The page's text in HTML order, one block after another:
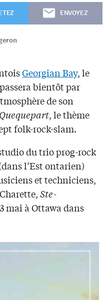
ENVOYEZ
Georgian Bay, le
bientôt par
de son
, le thème
folk-rock-slam.
du trio prog-rock
l’Est ontarien)
et techniciens,
Ste-
mai à Ottawa dans